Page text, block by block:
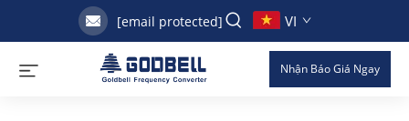
[email protected] VI
Nhận Báo Giá Ngay